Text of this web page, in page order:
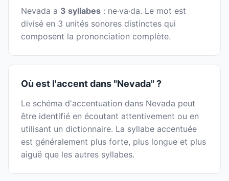
Nevada a 3 syllabes : ne·va·da. Le mot est
divisé en 3 unités sonores distinctes qui
composent la prononciation complète.
Où est l'accent dans "Nevada" ?
Le schéma d'accentuation dans Nevada peut
être identifié en écoutant attentivement ou en
utilisant un dictionnaire. La syllabe accentuée
est généralement plus forte, plus longue et plus
aiguë que les autres syllabes.